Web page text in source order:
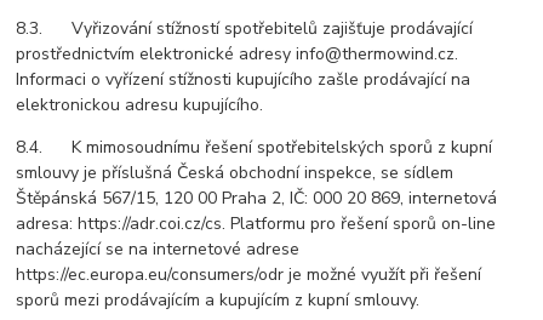
8.3. Vyřizování stížností spotřebitelů zajišťuje prodávající
prostřednictvím elektronické adresy info@thermowind.cz.
Informaci o vyřízení stížnosti kupujícího zašle prodávající na
elektronickou adresu kupujícího.
8.4. K mimosoudnímu řešení spotřebitelských sporů z kupní
smlouvy je příslušná Česká obchodní inspekce, se sídlem
Štěpánská 567/15, 120 00 Praha 2, IČ: 000 20 869, internetová
adresa: https://adr.coi.cz/cs. Platformu pro řešení sporů on-line
nacházející se na internetové adrese
https://ec.europa.eu/consumers/odr je možné využít při řešení
sporů mezi prodávajícím a kupujícím z kupní smlouvy.